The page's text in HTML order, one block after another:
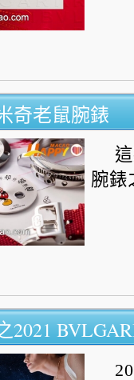
奇老鼠腕錶
腕錶
2021